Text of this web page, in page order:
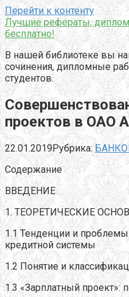
Перейти к контенту
Лучшие рефераты,
бесплатно!
В нашей библиотеке вы
сочинения, дипломные
студентов.
проектов в ОАО
22.01.2019Рубрика:
Содержание
ВВЕДЕНИЕ
1. ТЕОРЕТИЧЕСКИЕ
1.1 Тенденции и
кредитной системы
1.2 Понятие и
1.3 «Зарплатный проект»: